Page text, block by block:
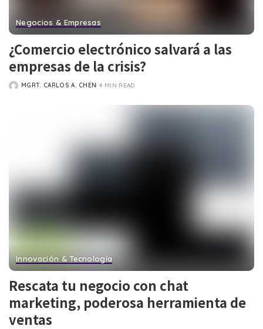
Negocios & Empresas
¿Comercio electrónico salvará a las
empresas de la crisis?
POSTED
MGRT. CARLOS A. CHEN 4 MIN READ
Innovación & Tecnología
Rescata tu negocio con chat
marketing, poderosa herramienta de
ventas